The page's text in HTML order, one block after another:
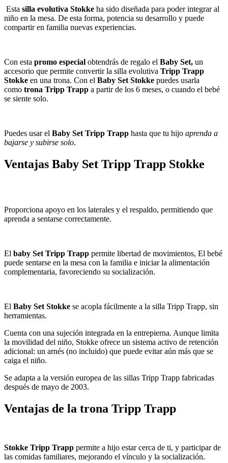
(1 reseñas)
Esta silla evolutiva Stokke ha sido diseñada para poder integrar al
niño en la mesa. De esta forma, potencia su desarrollo y puede
compartir en familia nuevas experiencias.
Con esta promo especial obtendrás de regalo el Baby Set, un
accesorio que permite convertir la silla evolutiva Tripp Trapp
Stokke en una trona. Con el Baby Set Stokke puedes usarla
como trona Tripp Trapp a partir de los 6 meses, o cuando el bebé
se siente solo.
Puedes usar el Baby Set Tripp Trapp hasta que tu hijo aprenda a
bajarse y subirse solo.
Ventajas Baby Set Tripp Trapp Stokke
Proporciona apoyo en los laterales y el respaldo, permitiendo que
aprenda a sentarse correctamente.
El baby Set Tripp Trapp permite libertad de movimientos, El bebé
puede sentarse en la mesa con la familia e iniciar la alimentación
complementaria, favoreciendo su socialización.
El Baby Set Stokke se acopla fácilmente a la silla Tripp Trapp, sin
herramientas.
Cuenta con una sujeción integrada en la entrepierna. Aunque limita
la movilidad del niño, Stokke ofrece un sistema activo de retención
adicional: un arnés (no incluido) que puede evitar aún más que se
caiga el niño.
Se adapta a la versión europea de las sillas Tripp Trapp fabricadas
después de mayo de 2003.
Ventajas de la trona Tripp Trapp
Stokke Tripp Trapp permite a hijo estar cerca de ti, y participar de
las comidas familiares, mejorando el vínculo y la socialización.